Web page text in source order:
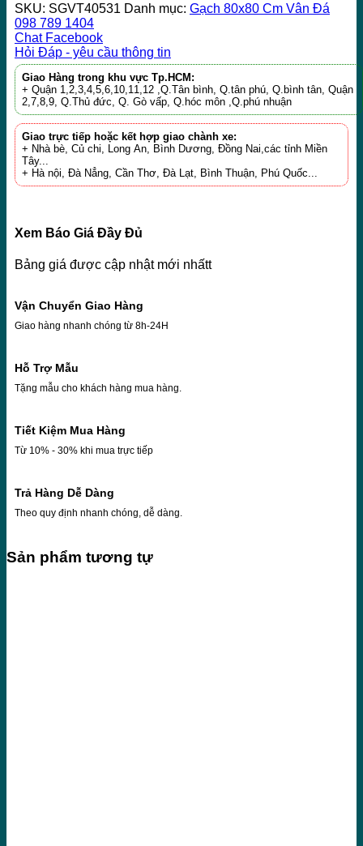
SKU: SGVT40531 Danh mục: Gạch 80x80 Cm Vân Đá
098 789 1404
Chat Facebook
Hỏi Đáp - yêu cầu thông tin
Giao Hàng trong khu vực Tp.HCM:
+ Quận 1,2,3,4,5,6,10,11,12 ,Q.Tân bình, Q.tân phú, Q.bình tân, Quận
2,7,8,9, Q.Thủ đức, Q. Gò vấp, Q.hóc môn ,Q.phú nhuận
Giao trực tiếp hoặc kết hợp giao chành xe:
+ Nhà bè, Củ chi, Long An, Bình Dương, Đồng Nai,các tỉnh Miền
Tây...
+ Hà nội, Đà Nẳng, Cần Thơ, Đà Lạt, Bình Thuận, Phú Quốc...
Xem Báo Giá Đầy Đủ
Bảng giá được cập nhật mới nhấtt
Vận Chuyển Giao Hàng
Giao hàng nhanh chóng từ 8h-24H
Hỗ Trợ Mẫu
Tặng mẫu cho khách hàng mua hàng.
Tiết Kiệm Mua Hàng
Từ 10% - 30% khi mua trực tiếp
Trả Hàng Dễ Dàng
Theo quy định nhanh chóng, dễ dàng.
Sản phẩm tương tự